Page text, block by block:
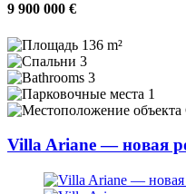
9 900 000 €
136 m²
3
3
1
Villa Ariane — новая